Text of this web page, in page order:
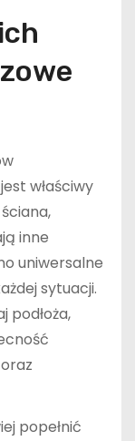
właściwy
inne
uniwersalne
sytuacji.
podłoża,
popełnić